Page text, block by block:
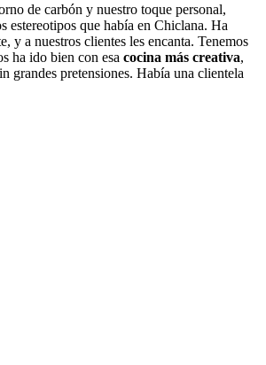
de carbón y nuestro toque personal,
estereotipos que había en Chiclana. Ha
y a nuestros clientes les encanta. Tenemos
ha ido bien con esa cocina más creativa,
grandes pretensiones. Había una clientela